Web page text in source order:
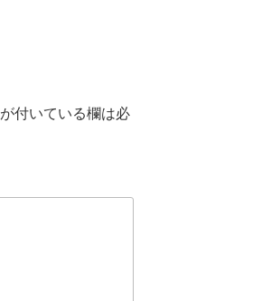
が付いている欄は必